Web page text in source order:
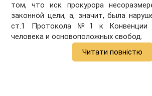
том, что иск прокурора
законной цели, а, значит, была
ст.1 Протокола №1 к Конвенции
человека и основоположных свобод.
Читати повністю